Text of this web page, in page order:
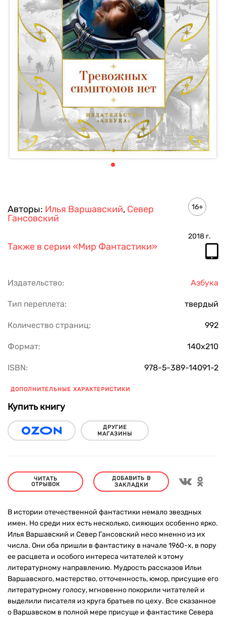
Авторы: Илья Варшавский, Север
Гансовский
16+
2018 г.
Также в серии «Мир Фантастики»
Издательство: Азбука
Тип переплета: твердый
Количество страниц: 992
Формат: 140х210
ISBN: 978-5-389-14091-2
ДОПОЛНИТЕЛЬНЫЕ ХАРАКТЕРИСТИКИ
Купить книгу
ДРУГИЕ
МАГАЗИНЫ
ЧИТАТЬ
ОТРЫВОК
ДОБАВИТЬ В
ЗАКЛАДКИ
В истории отечественной фантастики немало звездных
имен. Но среди них есть несколько, сияющих особенно ярко.
Илья Варшавский и Север Гансовский несо мненно из их
числа. Они оба пришли в фантастику в начале 1960-х, в пору
ее расцвета и особого интереса читателей к этому
литературному направлению. Мудрость рассказов Ильи
Варшавского, мастерство, отточенность, юмор, присущие его
литературному голосу, мгновенно покорили читателей и
выделили писателя из круга братьев по цеху. Все сказанное
о Варшавском в полной мере присуще и фантастике Севера